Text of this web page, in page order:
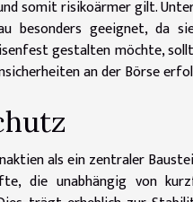
somit risikoärmer gilt.
besonders geeignet, da
gestalten möchte,
an der Börse
als ein zentraler
die unabhängig von